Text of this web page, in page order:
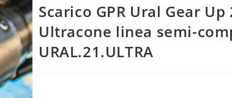
Scarico GPR Ural Gear Up
Ultracone linea semi-
URAL.21.ULTRA